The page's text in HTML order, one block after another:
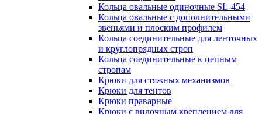
Кольца овальные одиночные SL-454
Кольца овальные с дополнительными
звеньями и плоским профилем
Кольца соединительные для ленточных
и круглопрядных строп
Кольца соединительные к цепным
стропам
Крюки для стяжных механизмов
Крюки для тентов
Крюки праварные
Крюки с вилочным креплением для